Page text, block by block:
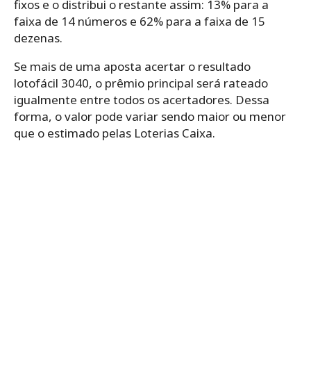
fixos e o distribui o restante assim: 13% para a
faixa de 14 números e 62% para a faixa de 15
dezenas.
Se mais de uma aposta acertar o resultado
lotofácil 3040, o prêmio principal será rateado
igualmente entre todos os acertadores. Dessa
forma, o valor pode variar sendo maior ou menor
que o estimado pelas Loterias Caixa.